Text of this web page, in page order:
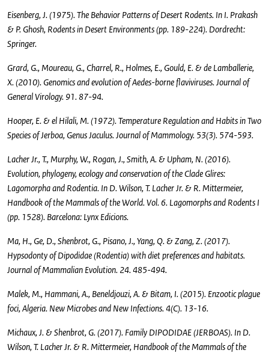
Eisenberg, J. (1975). The Behavior Patterns of Desert Rodents. In I. Prakash
& P. Ghosh, Rodents in Desert Environments (pp. 189-224). Dordrecht:
Springer.
Grard, G., Moureau, G., Charrel, R., Holmes, E., Gould, E. & de Lamballerie,
X. (2010). Genomics and evolution of Aedes-borne flaviviruses. Journal of
General Virology. 91. 87-94.
Hooper, E. & el Hilali, M. (1972). Temperature Regulation and Habits in Two
Species of Jerboa, Genus Jaculus. Journal of Mammology. 53(3). 574-593.
Lacher Jr., T., Murphy, W., Rogan, J., Smith, A. & Upham, N. (2016).
Evolution, phylogeny, ecology and conservation of the Clade Glires:
Lagomorpha and Rodentia. In D. Wilson, T. Lacher Jr. & R. Mittermeier,
Handbook of the Mammals of the World. Vol. 6. Lagomorphs and Rodents I
(pp. 1528). Barcelona: Lynx Edicions.
Ma, H., Ge, D., Shenbrot, G., Pisano, J., Yang, Q. & Zang, Z. (2017).
Hypsodonty of Dipodidae (Rodentia) with diet preferences and habitats.
Journal of Mammalian Evolution. 24. 485-494.
Malek, M., Hammani, A., Beneldjouzi, A. & Bitam, I. (2015). Enzootic plague
foci, Algeria. New Microbes and New Infections. 4(C). 13-16.
Michaux, J. & Shenbrot, G. (2017). Family DIPODIDAE (JERBOAS). In D.
Wilson, T. Lacher Jr. & R. Mittermeier, Handbook of the Mammals of the